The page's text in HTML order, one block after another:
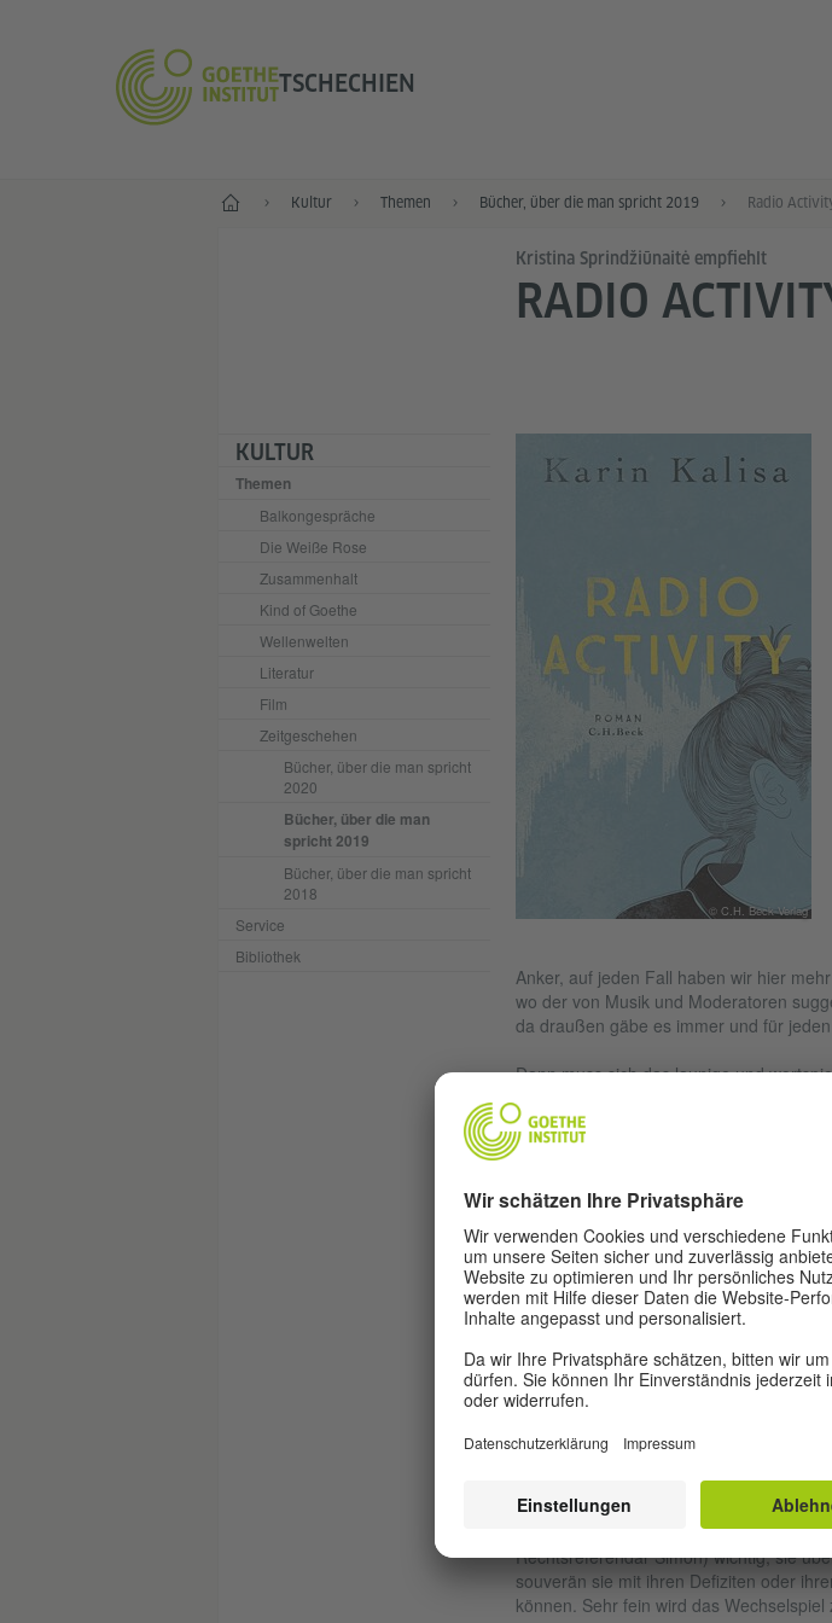
TSCHECHIEN
Start Kultur Themen Bücher, über die man spricht 2019 Radio
KULTUR
Themen
Balkongespräche
Die Weiße Rose
Zusammenhalt
Kind of Goethe
Wellenwelten
Literatur
Film
Zeitgeschehen
Bücher, über die man spricht
2020
Bücher, über die man
spricht 2019
Bücher, über die man spricht
2018
Service
Bibliothek
Kristina Sprindžiūnaitė empfiehlt
RADIO
© C.H. Beck Verlag
Anker, auf jeden Fall haben wir hier
wo der von Musik und Moderatoren
da draußen gäbe es immer und für
Dann muss sich das launige und
schwergewichtigen Thema befassen.
New York, wo sie erfolgreiche Tänzerin
noch sehen zu können. Und um ihr
Nora muss sich nun mit sexuellem
heftigen, langhaltigen, auch wenn nicht
und damit, dass solche Taten einfach
für Rechtskritik, Rache, Selbstjustiz und
(digitale) Aktivitäten. Ein heikles
eher weniger gewachsen zu sein scheint
Umgangssprache dargelegte
Lage, in die Opfer solcher Taten
Karin Kalisa (Jahrgang 1965),
ihr sehr erfolgreiches Debüt als
Roman. Darin vermittelte sie wieder
Märchen durchaus zwischen denselben
gesamten Eindruck sind auch
Rechtsreferendar Simon) wichtig, sie
souverän sie mit ihren Defiziten oder
können. Sehr fein wird das